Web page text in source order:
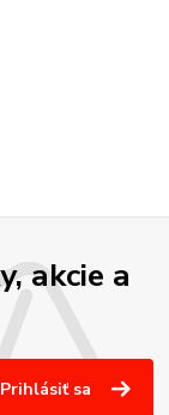
akcie a
Prihlásiť sa